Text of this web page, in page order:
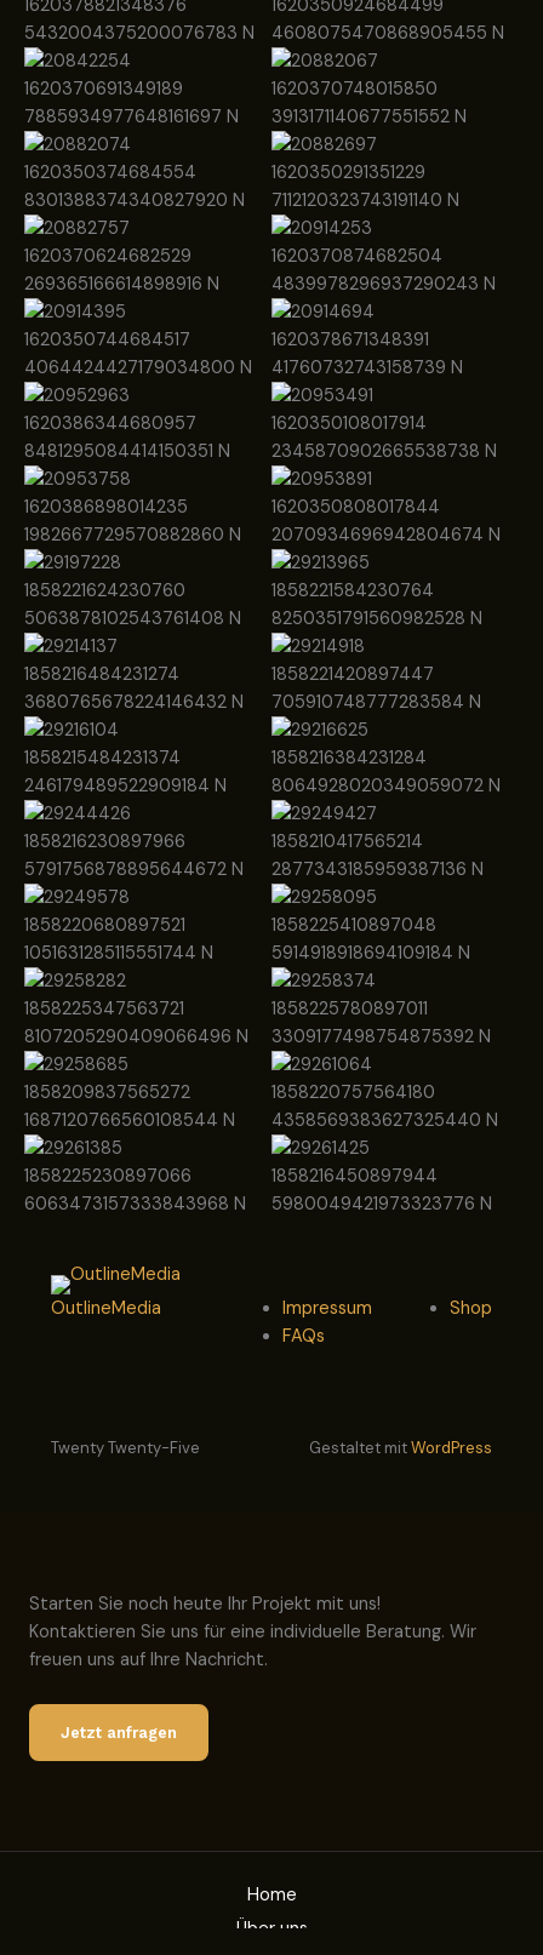
OutlineMedia
Impressum
FAQs
Shop
Twenty Twenty-Five Gestaltet mitWordPress
Starten Sie noch heute Ihr Projekt mit uns!
Kontaktieren Sie uns für eine individuelle Beratung. Wir
freuen uns auf Ihre Nachricht.
Jetzt anfragen
Home
Über uns